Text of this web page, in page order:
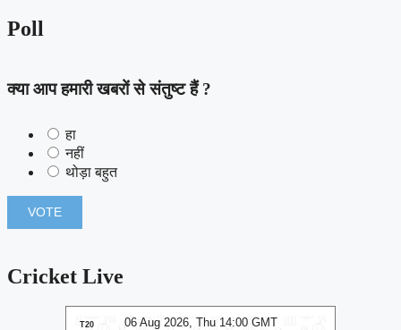
Poll
क्या आप हमारी खबरों से संतुष्ट हैं ?
हा
नहीं
थोड़ा बहुत
Cricket Live
06 Aug 2026, Thu 14:00 GMT
T20